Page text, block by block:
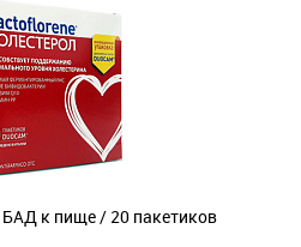
БАД к пище / 20 пакетиков